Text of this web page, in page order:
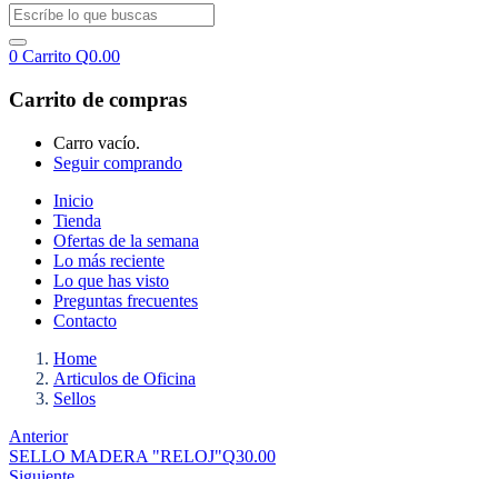
0 Carrito Q0.00
Carrito de compras
Carro vacío.
Seguir comprando
Inicio
Tienda
Ofertas de la semana
Lo más reciente
Lo que has visto
Preguntas frecuentes
Contacto
Home
Articulos de Oficina
Sellos
Anterior
SELLO MADERA "RELOJ"Q30.00